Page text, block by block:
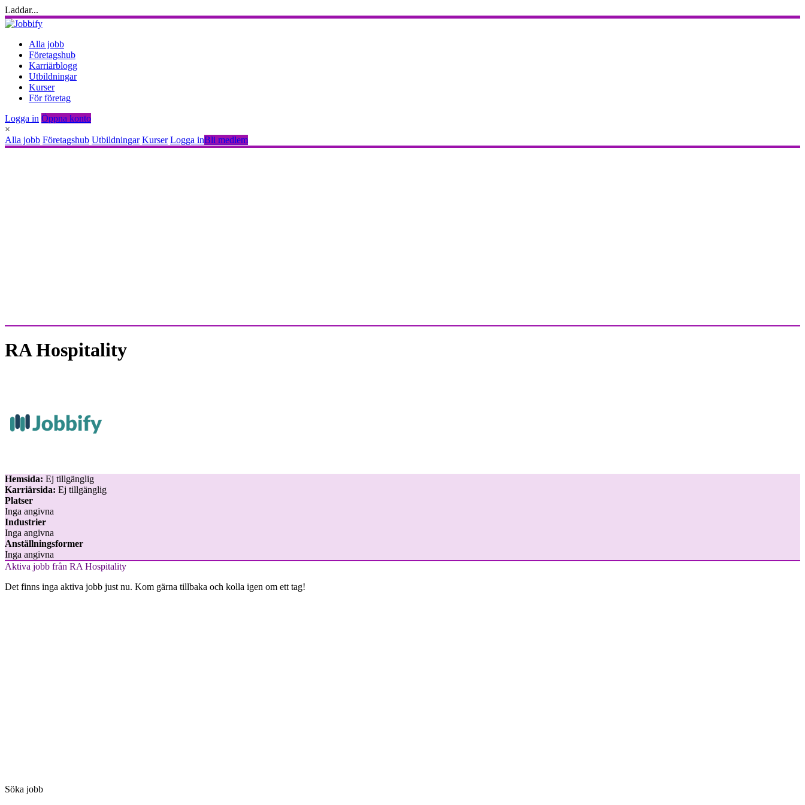
Laddar...
Alla jobb
Företagshub
Karriärblogg
Utbildningar
Kurser
För företag
Logga in Öppna konto
×
Alla jobb Företagshub Utbildningar Kurser Logga inBli medlem
RA Hospitality
Hemsida: Ej tillgänglig
Karriärsida: Ej tillgänglig
Platser
Inga angivna
Industrier
Inga angivna
Anställningsformer
Inga angivna
Aktiva jobb från RA Hospitality
Det finns inga aktiva jobb just nu. Kom gärna tillbaka och kolla igen om ett tag!
Söka jobb